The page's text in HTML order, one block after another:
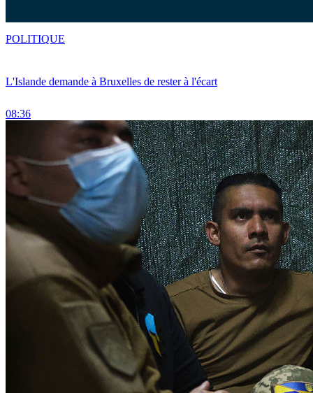
L'Islande demande à Bruxelles de rester à l'écart
08:36
POLITIQUE